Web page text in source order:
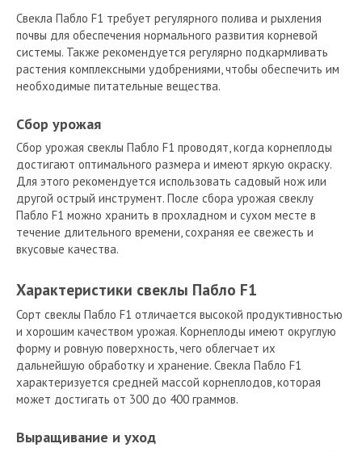
Свекла Пабло F1 требует регулярного полива и рыхления
почвы для обеспечения нормального развития корневой
системы. Также рекомендуется регулярно подкармливать
растения комплексными удобрениями, чтобы обеспечить им
необходимые питательные вещества.
Сбор урожая
Сбор урожая свеклы Пабло F1 проводят, когда корнеплоды
достигают оптимального размера и имеют яркую окраску.
Для этого рекомендуется использовать садовый нож или
другой острый инструмент. После сбора урожая свеклу
Пабло F1 можно хранить в прохладном и сухом месте в
течение длительного времени, сохраняя ее свежесть и
вкусовые качества.
Характеристики свеклы Пабло F1
Сорт свеклы Пабло F1 отличается высокой продуктивностью
и хорошим качеством урожая. Корнеплоды имеют округлую
форму и ровную поверхность, чего облегчает их
дальнейшую обработку и хранение. Свекла Пабло F1
характеризуется средней массой корнеплодов, которая
может достигать от 300 до 400 граммов.
Выращивание и уход